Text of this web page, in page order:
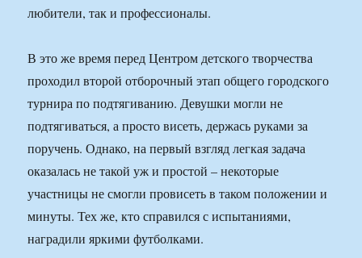
любители, так и профессионалы.
В это же время перед Центром детского творчества
проходил второй отборочный этап общего городского
турнира по подтягиванию. Девушки могли не
подтягиваться, а просто висеть, держась руками за
поручень. Однако, на первый взгляд легкая задача
оказалась не такой уж и простой – некоторые
участницы не смогли провисеть в таком положении и
минуты. Тех же, кто справился с испытаниями,
наградили яркими футболками.